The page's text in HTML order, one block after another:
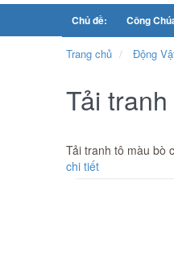
Chủ đề: Công
Trang chủ Động
Tải
Tải tranh tô màu bò
chi tiết